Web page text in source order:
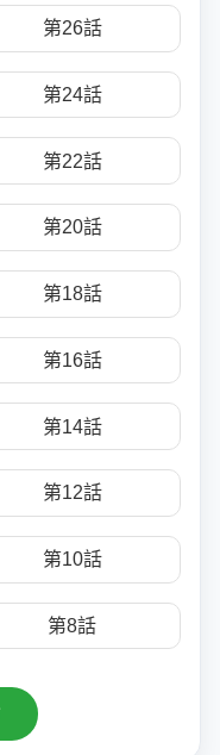
第26話
第24話
第22話
第20話
第18話
第16話
第14話
第12話
第10話
第8話